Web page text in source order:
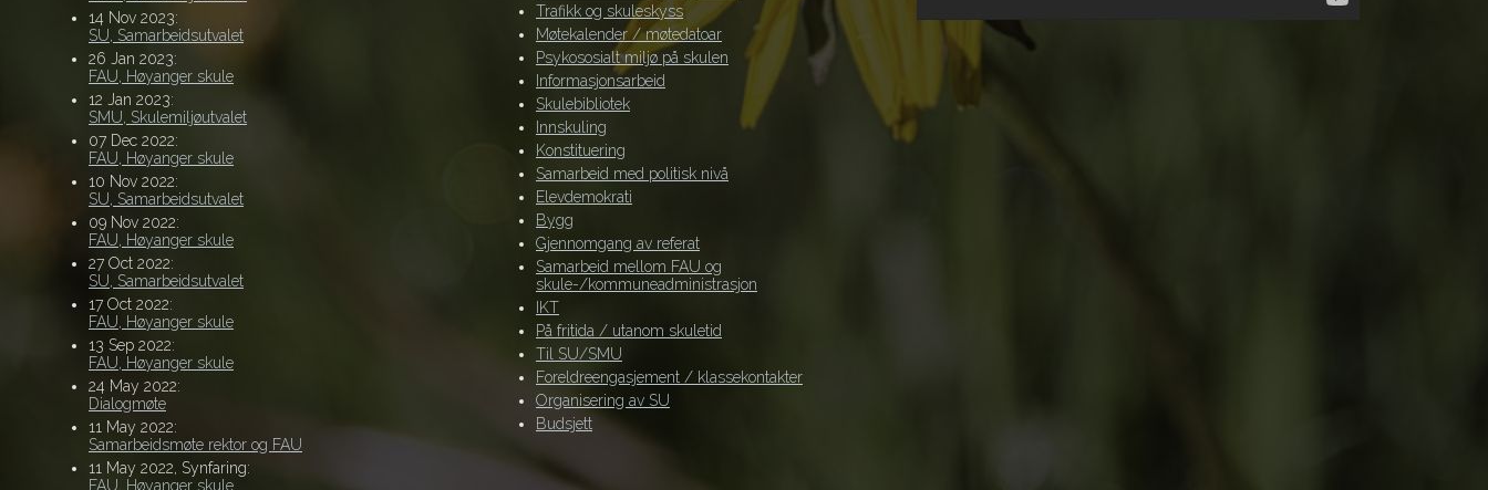
14 Nov 2023:
SU, Samarbeidsutvalet
26 Jan 2023:
FAU, Høyanger skule
12 Jan 2023:
SMU, Skulemiljøutvalet
07 Dec 2022:
FAU, Høyanger skule
10 Nov 2022:
SU, Samarbeidsutvalet
09 Nov 2022:
FAU, Høyanger skule
27 Oct 2022:
SU, Samarbeidsutvalet
17 Oct 2022:
FAU, Høyanger skule
13 Sep 2022:
FAU, Høyanger skule
24 May 2022:
Dialogmøte
11 May 2022:
Samarbeidsmøte rektor og FAU
11 May 2022, Synfaring:
FAU, Høyanger skule
Trafikk og skuleskyss
Møtekalender / møtedatoar
Psykososialt miljø på skulen
Informasjonsarbeid
Skulebibliotek
Innskuling
Konstituering
Samarbeid med politisk nivå
Elevdemokrati
Bygg
Gjennomgang av referat
Samarbeid mellom FAU og
skule-/kommuneadministrasjon
IKT
På fritida / utanom skuletid
Til SU/SMU
Foreldreengasjement / klassekontakter
Organisering av SU
Budsjett